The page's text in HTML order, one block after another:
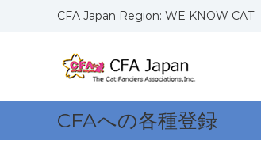
ッ
CFA Japan Region: WE KNOW CAT
J
a
p
O
W
C
CFAへの各種登録